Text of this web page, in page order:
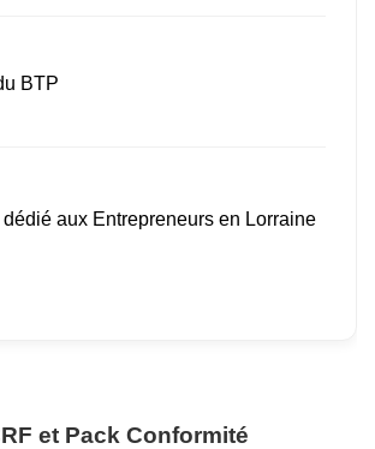
BTP
dédié aux Entrepreneurs en Lorraine
et Pack Conformité